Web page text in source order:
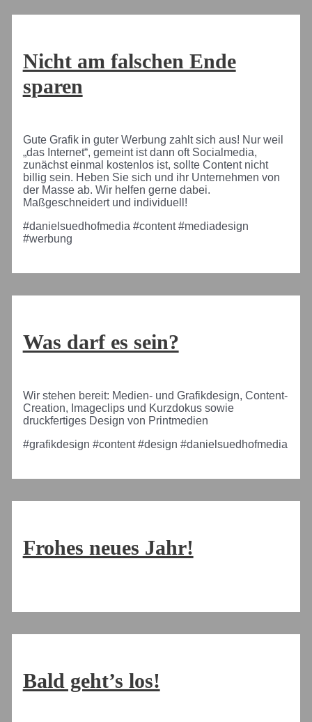
Nicht am falschen Ende
sparen
Gute Grafik in guter Werbung zahlt sich aus! Nur weil
„das Internet“, gemeint ist dann oft Socialmedia,
zunächst einmal kostenlos ist, sollte Content nicht
billig sein. Heben Sie sich und ihr Unternehmen von
der Masse ab. Wir helfen gerne dabei.
Maßgeschneidert und individuell!
#danielsuedhofmedia #content #mediadesign
#werbung
Was darf es sein?
Wir stehen bereit: Medien- und Grafikdesign, Content-
Creation, Imageclips und Kurzdokus sowie
druckfertiges Design von Printmedien
#grafikdesign #content #design #danielsuedhofmedia
Frohes neues Jahr!
Bald geht’s los!